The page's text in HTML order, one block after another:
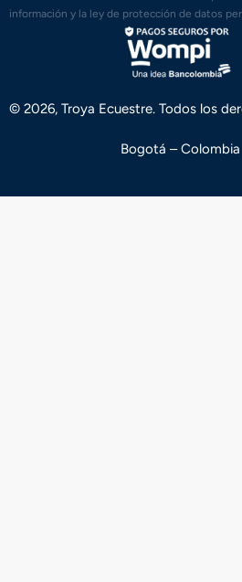
información y la ley de protección de datos
© 2026, Troya Ecuestre. Todos los
Bogotá – Colombia